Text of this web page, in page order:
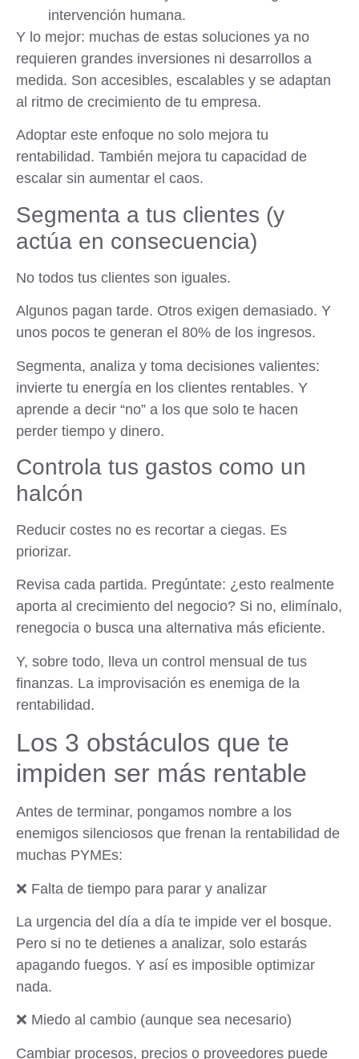
intervención humana.
Y lo mejor: muchas de estas soluciones ya no
requieren grandes inversiones ni desarrollos a
medida. Son accesibles, escalables y se adaptan
al ritmo de crecimiento de tu empresa.
Adoptar este enfoque no solo mejora tu
rentabilidad. También mejora tu capacidad de
escalar sin aumentar el caos.
Segmenta a tus clientes (y
actúa en consecuencia)
No todos tus clientes son iguales.
Algunos pagan tarde. Otros exigen demasiado. Y
unos pocos te generan el 80% de los ingresos.
Segmenta, analiza y toma decisiones valientes:
invierte tu energía en los clientes rentables. Y
aprende a decir “no” a los que solo te hacen
perder tiempo y dinero.
Controla tus gastos como un
halcón
Reducir costes no es recortar a ciegas. Es
priorizar.
Revisa cada partida. Pregúntate: ¿esto realmente
aporta al crecimiento del negocio? Si no, elimínalo,
renegocia o busca una alternativa más eficiente.
Y, sobre todo, lleva un control mensual de tus
finanzas. La improvisación es enemiga de la
rentabilidad.
Los 3 obstáculos que te
impiden ser más rentable
Antes de terminar, pongamos nombre a los
enemigos silenciosos que frenan la rentabilidad de
muchas PYMEs:
❌ Falta de tiempo para parar y analizar
La urgencia del día a día te impide ver el bosque.
Pero si no te detienes a analizar, solo estarás
apagando fuegos. Y así es imposible optimizar
nada.
❌ Miedo al cambio (aunque sea necesario)
Cambiar procesos, precios o proveedores puede